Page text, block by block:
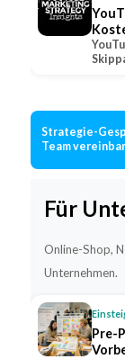
Strategie-
Team
Für
Online-Shop,
Unternehmen.
Pre-